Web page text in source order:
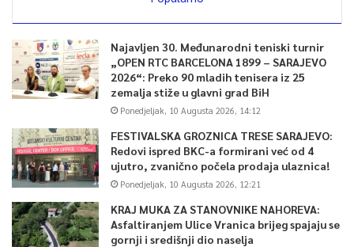
Najavljen 30. Međunarodni teniski turnir
„OPEN RTC BARCELONA 1899 – SARAJEVO
2026“: Preko 90 mladih tenisera iz 25
zemalja stiže u glavni grad BiH
Ponedjeljak, 10 Augusta 2026, 14:12
FESTIVALSKA GROZNICA TRESE SARAJEVO:
Redovi ispred BKC-a formirani već od 4
ujutro, zvanično počela prodaja ulaznica!
Ponedjeljak, 10 Augusta 2026, 12:21
KRAJ MUKA ZA STANOVNIKE NAHOREVA:
Asfaltiranjem Ulice Vranica brijeg spajaju se
gornji i središnji dio naselja